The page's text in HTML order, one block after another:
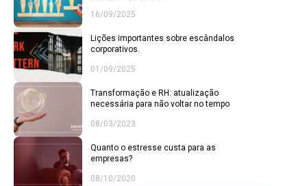
16/09/2025
Lições importantes sobre escândalos
corporativos.
01/09/2025
Transformação e RH: atualização
necessária para não voltar no tempo
08/03/2023
Quanto o estresse custa para as
empresas?
08/10/2020